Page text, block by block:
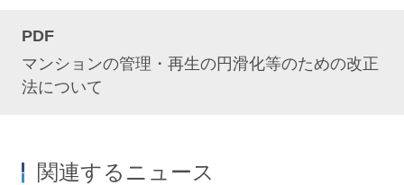
PDF
マンションの管理・再生の円滑化等のための改正
法について
関連するニュース